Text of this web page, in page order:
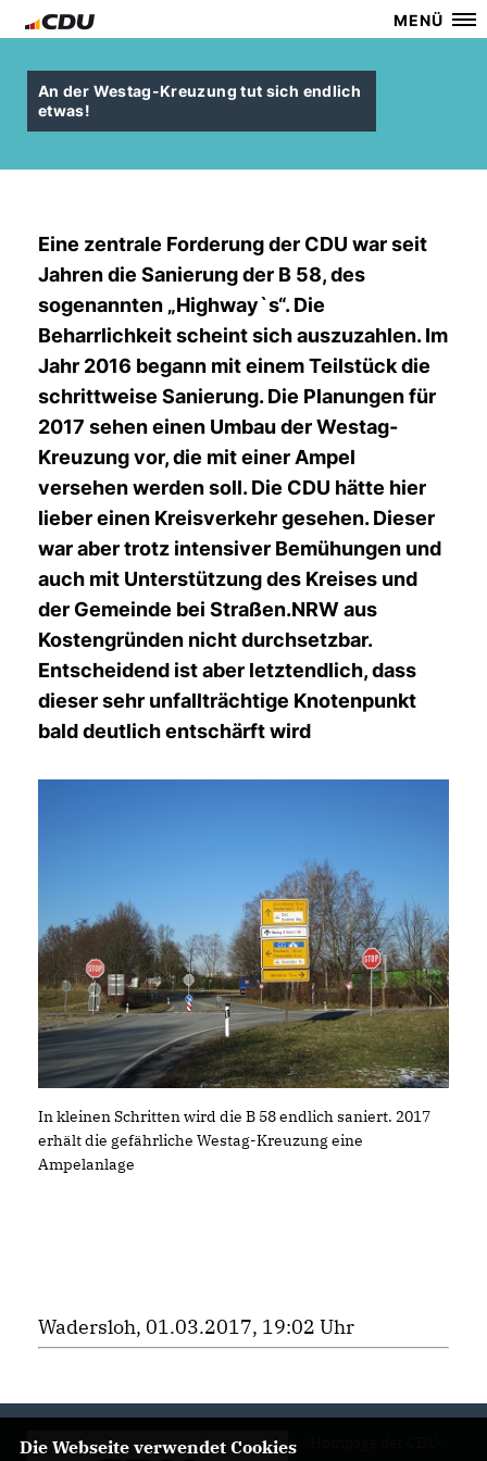
MENÜ
An der Westag-Kreuzung tut sich endlich
etwas!
Eine zentrale Forderung der CDU war seit
Jahren die Sanierung der B 58, des
sogenannten „Highway`s“. Die
Beharrlichkeit scheint sich auszuzahlen. Im
Jahr 2016 begann mit einem Teilstück die
schrittweise Sanierung. Die Planungen für
2017 sehen einen Umbau der Westag-
Kreuzung vor, die mit einer Ampel
versehen werden soll. Die CDU hätte hier
lieber einen Kreisverkehr gesehen. Dieser
war aber trotz intensiver Bemühungen und
auch mit Unterstützung des Kreises und
der Gemeinde bei Straßen.NRW aus
Kostengründen nicht durchsetzbar.
Entscheidend ist aber letztendlich, dass
dieser sehr unfallträchtige Knotenpunkt
bald deutlich entschärft wird
In kleinen Schritten wird die B 58 endlich saniert. 2017
erhält die gefährliche Westag-Kreuzung eine
Ampelanlage
Wadersloh, 01.03.2017, 19:02 Uhr
Die Webseite verwendet Cookies